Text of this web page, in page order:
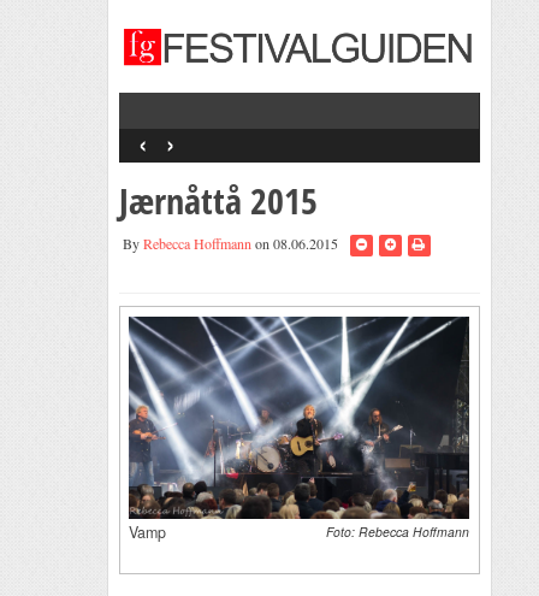
‹ ›
Jærnåttå 2015
ByRebecca Hoffmann on 08.06.2015
Vamp Foto: Rebecca Hoffmann